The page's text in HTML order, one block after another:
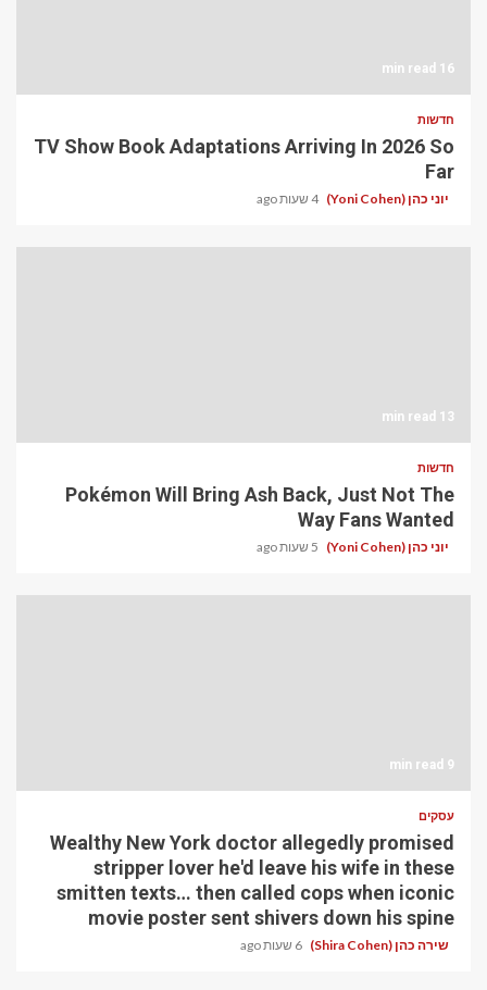
16 min read
חדשות
TV Show Book Adaptations Arriving In 2026 So
Far
יוני כהן (Yoni Cohen) 4 שעות ago
13 min read
חדשות
Pokémon Will Bring Ash Back, Just Not The
Way Fans Wanted
יוני כהן (Yoni Cohen) 5 שעות ago
9 min read
עסקים
Wealthy New York doctor allegedly promised
stripper lover he'd leave his wife in these
smitten texts… then called cops when iconic
movie poster sent shivers down his spine
שירה כהן (Shira Cohen) 6 שעות ago